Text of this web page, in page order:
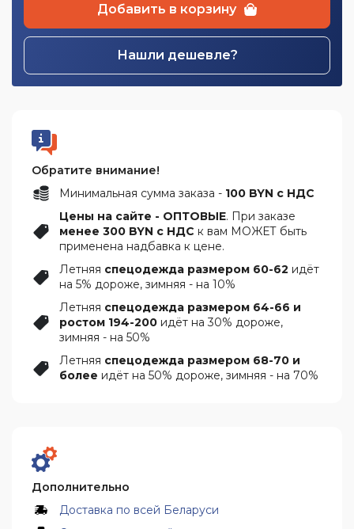
Добавить в корзину
Нашли дешевле?
Обратите внимание!
Минимальная сумма заказа - 100 BYN с НДС
Цены на сайте - ОПТОВЫЕ. При заказе
менее 300 BYN с НДС к вам МОЖЕТ быть
применена надбавка к цене.
Летняя спецодежда размером 60-62 идёт
на 5% дороже, зимняя - на 10%
Летняя спецодежда размером 64-66 и
ростом 194-200 идёт на 30% дороже,
зимняя - на 50%
Летняя спецодежда размером 68-70 и
более идёт на 50% дороже, зимняя - на 70%
Дополнительно
Доставка по всей Беларуси